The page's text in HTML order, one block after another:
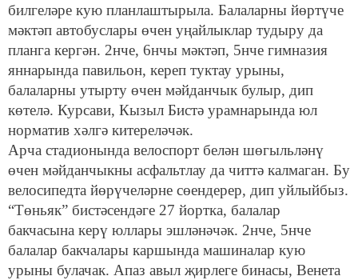
билгеләре кую планлаштырыла. Балаларны йөртүче
мәктәп автобуслары өчен уңайлыклар тудыру да
планга кергән. 2нче, 6нчы мәктәп, 5нче гимназия
яннарында павильон, кереп туктау урыны,
балаларны утырту өчен мәйданчык булыр, дип
көтелә. Курсави, Кызыл Бистә урамнарында юл
норматив хәлгә китереләчәк.
Арча стадионында велоспорт белән шөгыльләнү
өчен мәйданчыкны асфальтлау да читтә калмаган. Бу
велосипедта йөрүчеләрне сөендерер, дип уйлыйбыз.
“Төньяк” бистәсендәге 27 йортка, балалар
бакчасына керү юллары эшләнәчәк. 2нче, 5нче
балалар бакчалары каршында машиналар кую
урыны булачак. Апаз авыл җирлеге бинасы, Венета